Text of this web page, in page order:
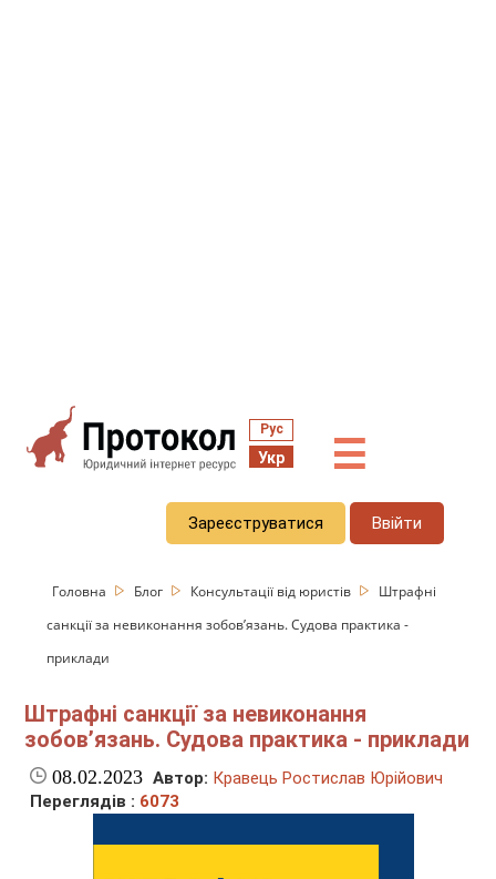
Рус
Укр ☰
Зареєструватися Ввійти
Головна Блог Консультації від юристів
Штрафні
санкції за невиконання зобов’язань. Судова практика -
приклади
Штрафні санкції за невиконання
зобов’язань. Судова практика - приклади
08.02.2023 Автор: Кравець Ростислав Юрійович
Переглядів : 6073